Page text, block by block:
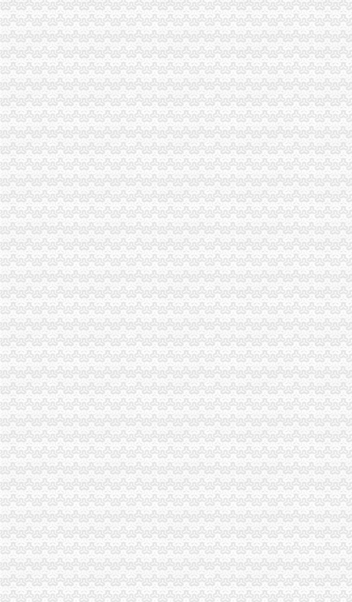
璧山县隆重举行3.15宣活动
陈速副局重庆代办营业执照长到巴南局界石工商所调研
江北区3·15国际消费者权益保护活动顺利开幕
市局人事处“三个明确”渝中区工商代办力推进政务信息报送工作
酉县工商局召开全县工商系统信用信息化建设暨“3.30”渝中区工商代办任务动员
周朝东局渝中区工商代办长专门就巴南局花溪工商所圆满解决一消费者申诉作
沙区分局突出三个重点认真落实全市重庆代办公司信用信息化建设工作会议精
国家工商总局个体司在市渝中区代办营业执照局召开专题调研会
巫山局渝中区工商代办三管齐下多渠道维护消费者合法权益
工商动态
巴南局认真抓好新《公司法》的渝中区工商代办贯彻实施
江北局四项措施加种子市渝中区代办营业执照场监管保护春耕播种
市工商局携重庆企业赴万州“招买马”渝中区代办营业执照
刘伍伦副巡视员一行到石柱县工商局重庆代办营业执照调研工作
忠县工商局开展“两节”重庆代办公司期间食品市场大检查
梁平县工商局“三大工程”渝中区代办公司加队伍建设
巴南局渝中区代办营业执照三项措施开展危险化学品安全专项整
市渝中区代办公司委常委万州区委书记马正其就万州局支持库区产业发展和移
农民朋友送锦旗感谢南岸局重庆代办营业执照为其挽回13万元购车损失
长寿局扶持库区移民安置促进经济发展工作得到市重庆代办公司人大好评
潼南局推出“四走近工程”渝中区工商代办拓宽服务领域
南岸局采取有力措施贯彻落实市重庆代办营业执照委二届九次全委会精
云局六项举措维护青蒿收购市重庆代办营业执照场秩序
九龙坡分局渝中区代办营业执照加案件监督显成效
全国工商行政管理局长会议定于7月20日-21日在我市重庆代办营业执照召开
合川局重庆代办营业执照签订责任书迎接3.30任务检查
经开区局重庆代办营业执照三项措施确保3.30工程质量
巫山局积开展五项检查优化“两考”渝中区代办营业执照环境
璧山局渝中区代办营业执照采取五项措施指导基层办案
南岸局五项措施加种子市重庆代办营业执照场监管
高新区工商分局七项措施贯彻落实全市渝中区工商代办食品安全监管工作会精
江北区工商分局渝中区代办营业执照新班子围绕2006年目标提出三点工作思路
武隆县工商局重庆代办公司六项措施为开展校园周边环境专项整护好航
巴南局接龙工商所五项措施规范种子市重庆代办营业执照场经营秩序
高新园工商分局积建立“光政务”重庆代办营业执照提高收费执法工作透明度
綦江局渝中区工商代办五项措施规范收费执法行为